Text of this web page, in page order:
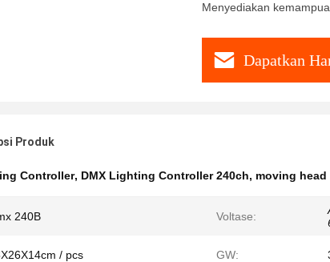
Menyediakan
Dapatkan
Produk
Controller, DMX Lighting Controller 240ch, moving
240B Voltase:
/ pcs GW: